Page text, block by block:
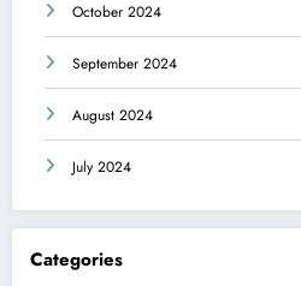
October 2024
September 2024
August 2024
July 2024
Categories